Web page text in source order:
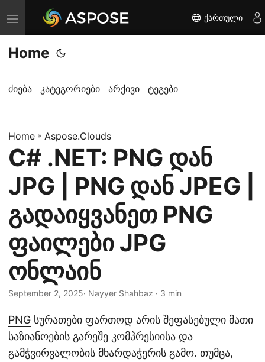
T
o
g
l
a
v
i
t
i
o
n
ქართული
Home
ძიება კატეგორიები არქივი ტეგები
Home » Aspose.Clouds
C# .NET: PNG დან
JPG | PNG დან JPEG |
გადაიყვანეთ PNG
ფაილები JPG
ონლაინ
September 2, 2025· Nayyer Shahbaz · 3 min
PNG სურათები ფართოდ არის შეფასებული მათი
საზიანოების გარეშე კომპრესიისა და
გამჭვირვალობის მხარდაჭერის გამო. თუმცა,